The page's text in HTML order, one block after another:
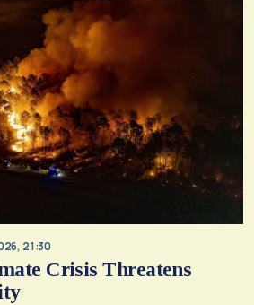
21:30
Crisis Threatens